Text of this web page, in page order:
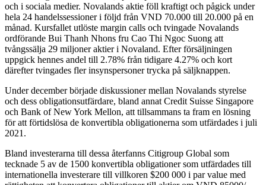
och i sociala medier. Novalands aktie föll kraftigt och pågick under
hela 24 handelssessioner i följd från VND 70.000 till 20.000 på en
månad. Kursfallet utlöste margin calls och tvingade Novalands
ordförande Bui Thanh Nhons fru Cao Thi Ngoc Suong att
tvångssälja 29 miljoner aktier i Novaland. Efter försäljningen
uppgick hennes andel till 2.78% från tidigare 4.27% och kort
därefter tvingades fler insynspersoner trycka på säljknappen.
Under december började diskussioner mellan Novalands styrelse
och dess obligationsutfärdare, bland annat Credit Suisse Singapore
och Bank of New York Mellon, att tillsammans ta fram en lösning
för att förtidslösa de konvertibla obligationerna som utfärdades i juli
2021.
Bland investerarna till dessa återfanns Citigroup Global som
tecknade 5 av de 1500 konvertibla obligationer som utfärdades till
internationella investerare till villkoren $200 000 i par value med